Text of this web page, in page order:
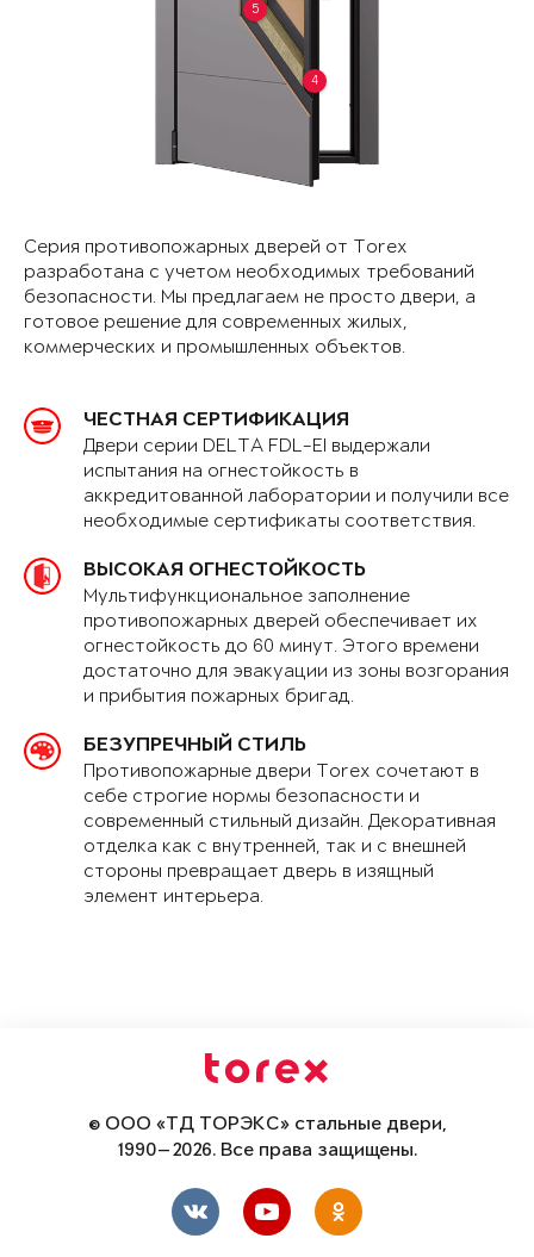
4
5
Серия противопожарных дверей от Torex
разработана с учетом необходимых требований
безопасности. Мы предлагаем не просто двери, а
готовое решение для современных жилых,
коммерческих и промышленных объектов.
ЧЕСТНАЯ СЕРТИФИКАЦИЯ
Двери серии DELTA FDL-EI выдержали
испытания на огнестойкость в
аккредитованной лаборатории и получили все
необходимые сертификаты соответствия.
ВЫСОКАЯ ОГНЕСТОЙКОСТЬ
Мультифункциональное заполнение
противопожарных дверей обеспечивает их
огнестойкость до 60 минут. Этого времени
достаточно для эвакуации из зоны возгорания
и прибытия пожарных бригад.
БЕЗУПРЕЧНЫЙ СТИЛЬ
Противопожарные двери Torex сочетают в
себе строгие нормы безопасности и
современный стильный дизайн. Декоративная
отделка как с внутренней, так и с внешней
стороны превращает дверь в изящный
элемент интерьера.
© ООО «ТД ТОРЭКС» стальные двери,
1990—2026. Все права защищены.